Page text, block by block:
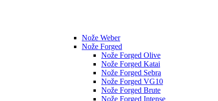
Nože Weber
Nože Forged
Nože Forged Olive
Nože Forged Katai
Nože Forged Sebra
Nože Forged VG10
Nože Forged Brute
Nože Forged Intense